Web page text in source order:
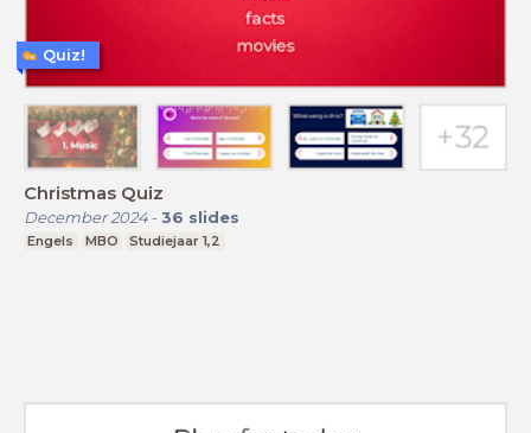
Christmas Quiz
December 2024- 36 slides
Engels MBO Studiejaar 1,2
Quiz!